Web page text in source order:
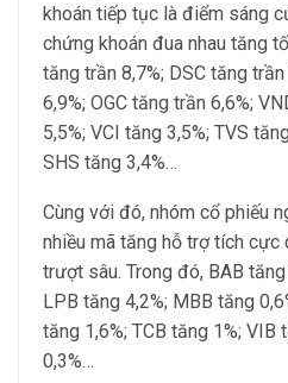
khoán tiếp tục là điểm sáng
chứng khoán đua nhau tăng
tăng trần 8,7%; DSC tăng
6,9%; OGC tăng trần 6,6%;
5,5%; VCI tăng 3,5%; TVS
SHS tăng 3,4%…
Cùng với đó, nhóm cổ phiếu
nhiều mã tăng hỗ trợ tích cực
trượt sâu. Trong đó, BAB
LPB tăng 4,2%; MBB tăng
tăng 1,6%; TCB tăng 1%; VIB
0,3%…